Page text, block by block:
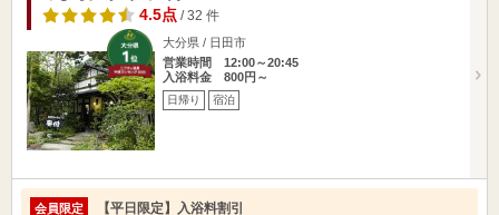
4.5点/ 32 件
大分県 / 日田市
営業時間 12:00～20:45
入浴料金 800円～
日帰り 宿泊
会員限定 【平日限定】入浴料割引